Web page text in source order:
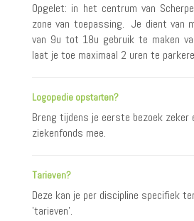
Opgelet: in het centrum van
zone van toepassing. Je dient van
van 9u tot 18u gebruik te maken
laat je toe maximaal 2 uren te
Logopedie opstarten?
Breng tijdens je eerste bezoek zeker
ziekenfonds mee.
Tarieven?
Deze kan je per discipline specifiek
'tarieven'.